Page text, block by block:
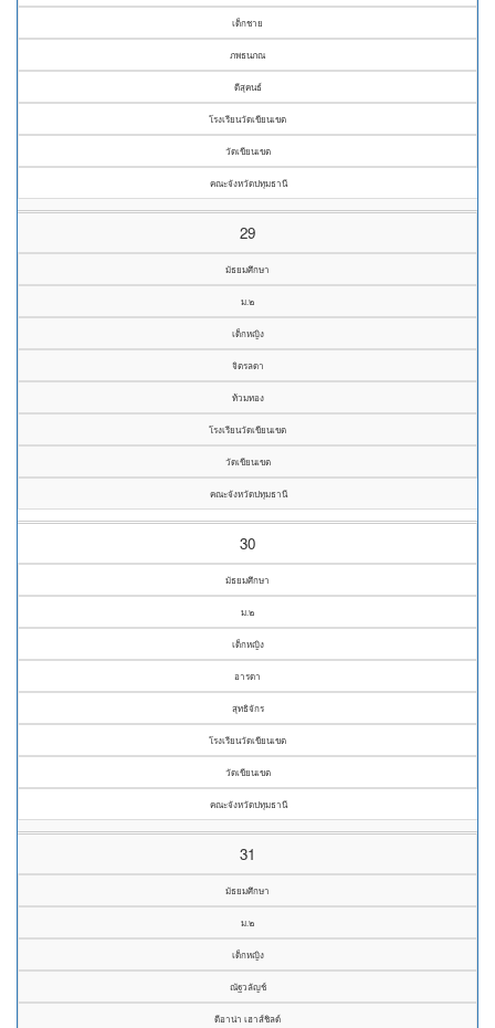
เด็กชาย
ภพธนภณ
ดีสุคนธ์
โรงเรียนวัดเขียนเขต
วัดเขียนเขต
คณะจังหวัดปทุมธานี
29
มัธยมศึกษา
ม.๒
เด็กหญิง
จิตรลดา
ท้วมทอง
โรงเรียนวัดเขียนเขต
วัดเขียนเขต
คณะจังหวัดปทุมธานี
30
มัธยมศึกษา
ม.๒
เด็กหญิง
อารดา
สุทธิจักร
โรงเรียนวัดเขียนเขต
วัดเขียนเขต
คณะจังหวัดปทุมธานี
31
มัธยมศึกษา
ม.๒
เด็กหญิง
ณัฐวลัญช์
ดีอาน่า เฮาส์ชิลด์